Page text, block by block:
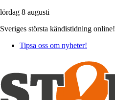
lördag 8 augusti
Sveriges största kändistidning online!
Tipsa oss om nyheter!